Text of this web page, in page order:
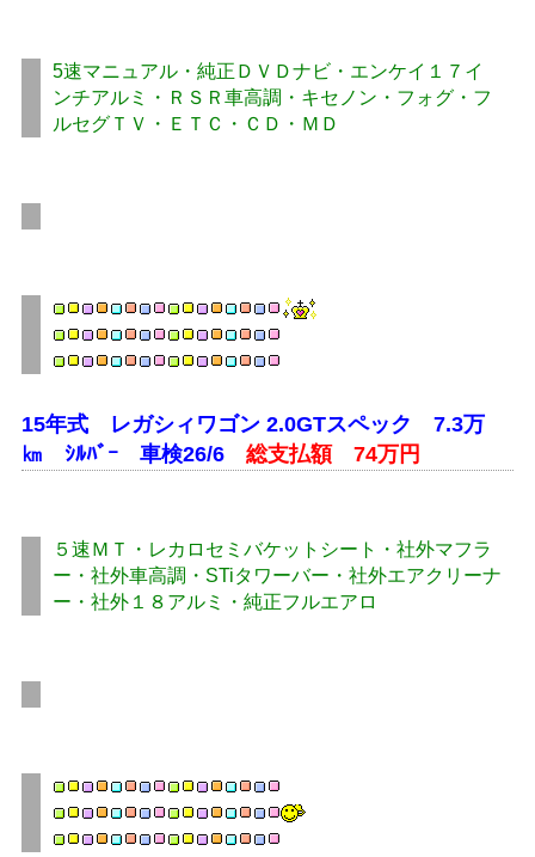
5速マニュアル・純正ＤＶＤナビ・エンケイ１７イ
ンチアルミ・ＲＳＲ車高調・キセノン・フォグ・フ
ルセグＴＶ・ＥＴＣ・ＣＤ・ＭＤ
15年式 レガシィワゴン 2.0GTスペック 7.3万
㎞ ｼﾙﾊﾞｰ 車検26/6 総支払額 74万円
５速ＭＴ・レカロセミバケットシート・社外マフラ
ー・社外車高調・STiタワーバー・社外エアクリーナ
ー・社外１８アルミ・純正フルエアロ